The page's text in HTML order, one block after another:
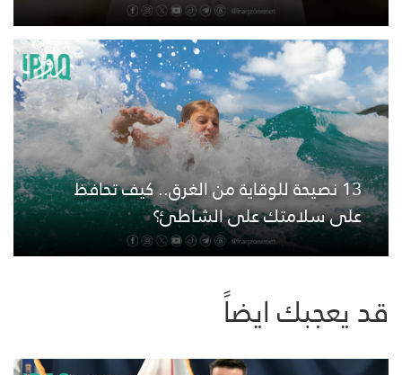
13 نصيحة للوقاية من الغرق.. كيف تحافظ
على سلامتك على الشاطئ؟
قد يعجبك ايضاً